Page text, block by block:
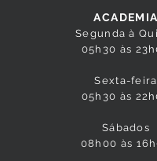
ACADEMIA
Segunda à
05h30 às
Sexta-feira
05h30 às
Sábados
08h00 às